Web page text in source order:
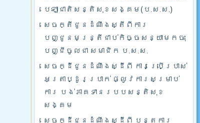
បេឡាជាតិសន្តិសុខសង្គម(ប.ស.ស.)
សេចក្តីជូនដំណឹងស្តីពីការ
បញ្ជូនមន្រ្តីជាប់កិច្ចសន្យាមកចុះ
បញ្ជីចូលជា សមាជិក ប.ស.ស.
សេចក្ដីជូនដំណឹងស្ដីពី ការប្រើប្រាស់
អត្រាប្ដូរប្រាក់ ផ្លូវការសម្រាប់
ការ បង់ភាគទានរបបសន្តិសុខ
សង្គម
សេចក្ដីជូនដំណឹងស្ដីពី បន្តការ